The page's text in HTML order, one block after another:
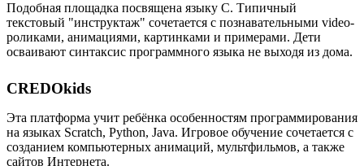
Подобная площадка посвящена языку C. Типичный
текстовый "инструктаж" сочетается с познавательными video-
роликами, анимациями, картинками и примерами. Дети
осваивают синтаксис программного языка не выходя из дома.
CREDOkids
Эта платформа учит ребёнка особенностям программирования
на языках Scratch, Python, Java. Игровое обучение сочетается с
созданием компьютерных анимаций, мультфильмов, а также
сайтов Интернета.